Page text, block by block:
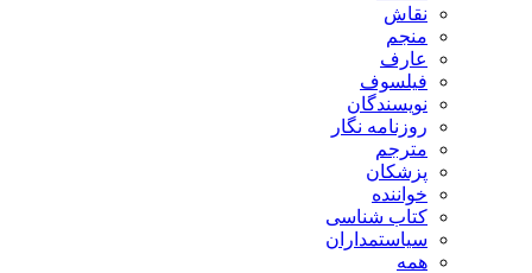
نقاش
منجم
عارف
فیلسوف
نویسندگان
روزنامه نگار
مترجم
پزشکان
خواننده
کتاب شناسی
سیاستمداران
همه